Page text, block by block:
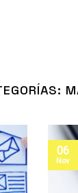
06
Nov